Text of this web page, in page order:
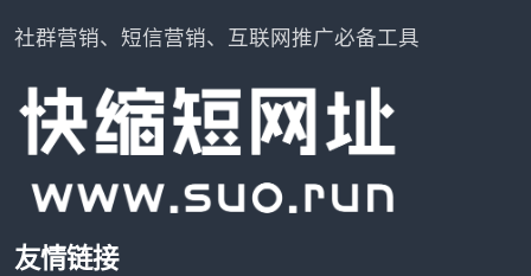
社群营销、短信营销、互联网推广必备工具
友情链接